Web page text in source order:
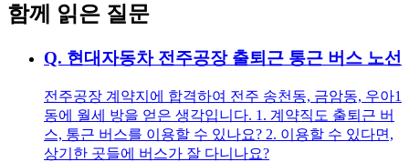
함께 읽은 질문
Q. 현대자동차 전주공장 출퇴근 통근 버스 노선
전주공장 계약지에 합격하여 전주 송천동, 금암동, 우아1
동에 월세 방을 얻은 생각입니다. 1. 계약직도 출퇴근 버
스, 통근 버스를 이용할 수 있나요? 2. 이용할 수 있다면,
상기한 곳들에 버스가 잘 다니나요?